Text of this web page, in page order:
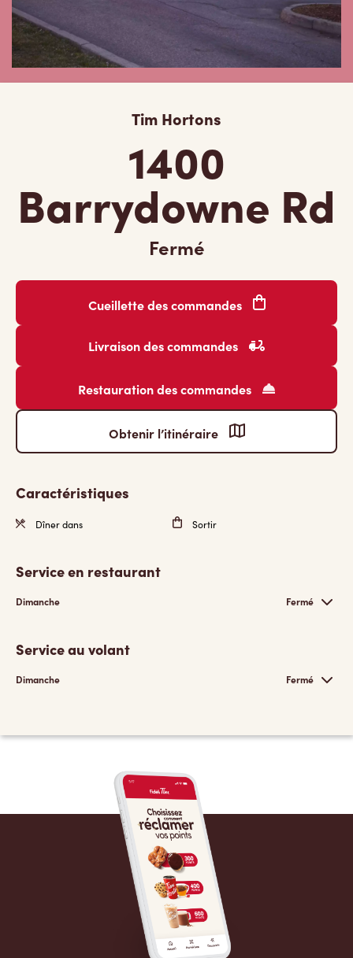
Tim Hortons
1400
Barrydowne Rd
Fermé
Cueillette des commandes
Livraison des commandes
Restauration des commandes
Obtenir l’itinéraire
Caractéristiques
Dîner dans Sortir
Service en restaurant
Dimanche Fermé
Service au volant
Dimanche Fermé